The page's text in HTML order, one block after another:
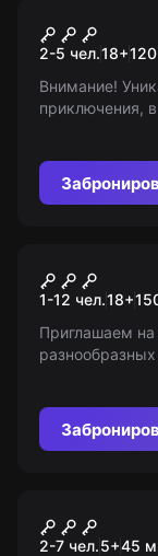
2-5 чел.18+120
Внимание!
приключения,
головоломки,
знакомства.
Brain
1-12 чел.18+
Приглашаем на
Банана
2-7 чел.5+45